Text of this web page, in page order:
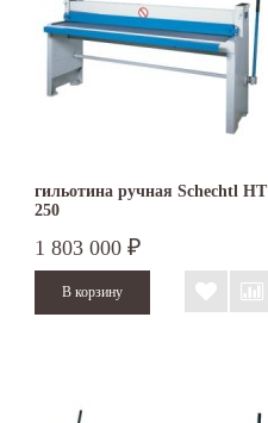
гильотина ручная Schechtl HT
250
1 803 000 ₽